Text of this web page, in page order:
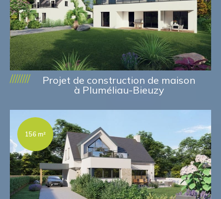
////////
Projet de construction de maison
à Pluméliau-Bieuzy
156 m²